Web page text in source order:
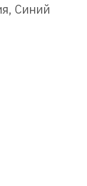
Синий